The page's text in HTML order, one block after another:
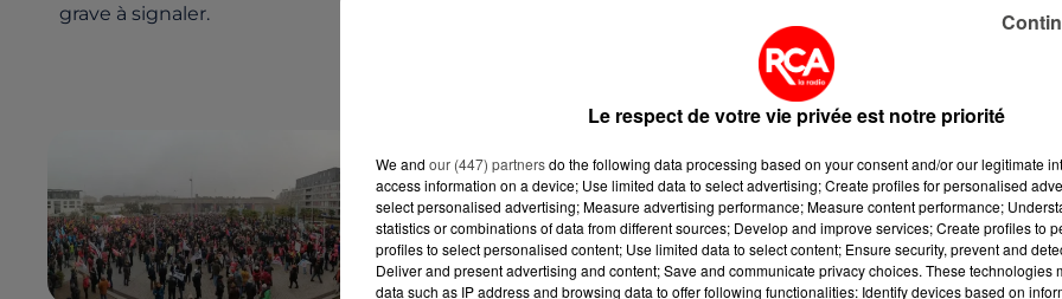
grave à signaler.
Le respect de votre vie privée est notre priorité
We and our (447) partnersdo the following data processing based on your consent and/or our legitimate
access information on a device; Use limited data to select advertising; Create profiles for personalised
select personalised advertising; Measure advertising performance; Measure content performance;
statistics or combinations of data from different sources; Develop and improve services; Create profiles to
profiles to select personalised content; Use limited data to select content; Ensure security, prevent and
Deliver and present advertising and content; Save and communicate privacy choices. These technologies
data such as IP address and browsing data to offer following functionalities: Identify devices based on